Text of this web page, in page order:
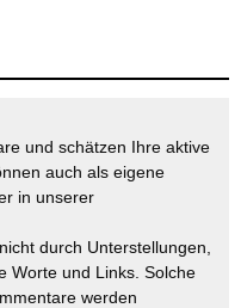
und schätzen Ihre aktive
auch als eigene
in unserer
durch Unterstellungen,
Worte und Links. Solche
werden